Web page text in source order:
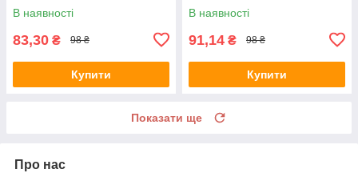
В наявності
83,30 ₴ 98 ₴
Купити
В наявності
91,14 ₴ 98 ₴
Купити
Показати ще
Про нас